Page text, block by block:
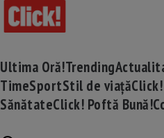
Ultima Oră!Trending
TimeSportStil de viață
SănătateClick! Poftă Bună!